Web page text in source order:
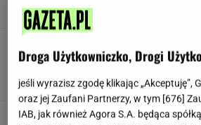
SUBSKRYPCJA
Policja apeluje o
Republika drastycznie w
Droga Użytkowniczko, Drogi
jeśli wyrazisz zgodę klikając „Akceptuję”,
oraz jej Zaufani Partnerzy, w tym [676]
IAB, jak również Agora S.A. będąca